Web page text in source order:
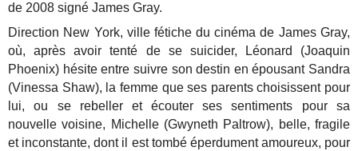
de 2008 signé James Gray.
Direction New York, ville fétiche du cinéma de James Gray,
où, après avoir tenté de se suicider, Léonard (Joaquin
Phoenix) hésite entre suivre son destin en épousant Sandra
(Vinessa Shaw), la femme que ses parents choisissent pour
lui, ou se rebeller et écouter ses sentiments pour sa
nouvelle voisine, Michelle (Gwyneth Paltrow), belle, fragile
et inconstante, dont il est tombé éperdument amoureux, pour